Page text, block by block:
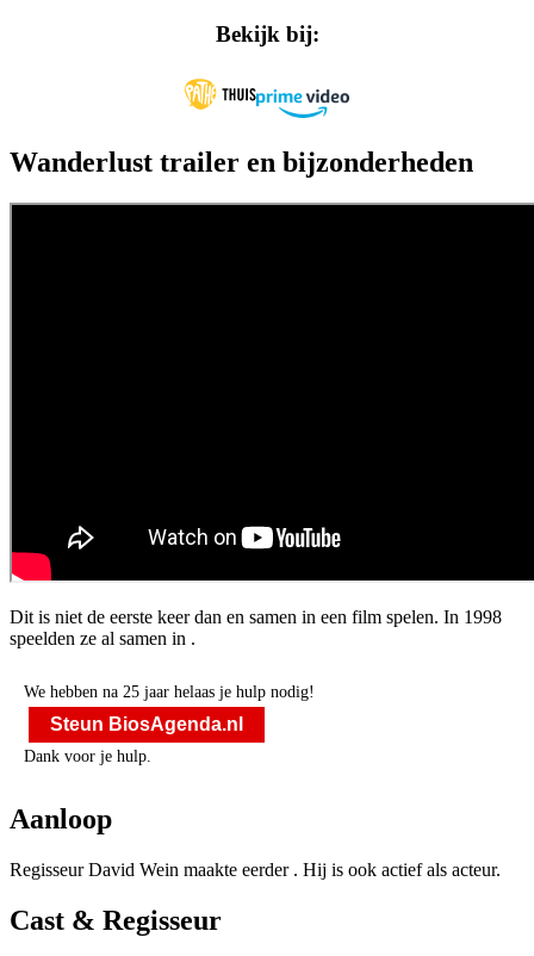
Bekijk bij:
Wanderlust trailer en bijzonderheden
Dit is niet de eerste keer dan en samen in een film spelen. In 1998
speelden ze al samen in .
We hebben na 25 jaar helaas je hulp nodig!
Steun BiosAgenda.nl
Dank voor je hulp.
Aanloop
Regisseur David Wein maakte eerder . Hij is ook actief als acteur.
Cast & Regisseur